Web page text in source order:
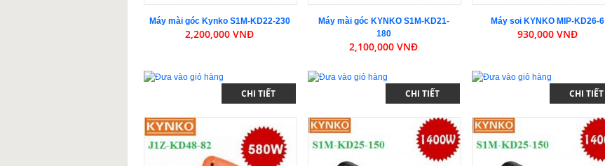
Máy mài góc Kynko S1M-KD22-230
2,200,000 VNĐ
CHI TIẾT
Máy mài góc KYNKO S1M-KD21-
180
2,100,000 VNĐ
CHI TIẾT
Máy soi KYNKO MIP-KD26-6
930,000 VNĐ
CHI TIẾT